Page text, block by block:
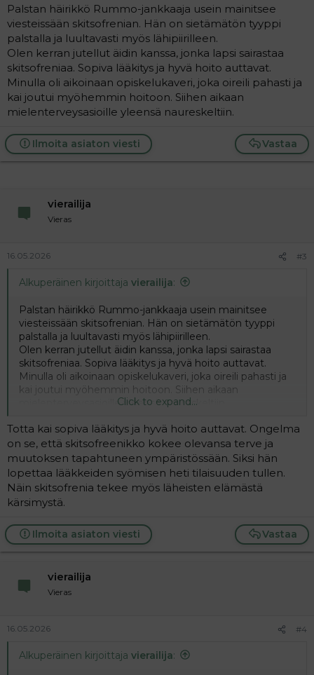
Palstan häirikkö Rummo-jankkaaja usein mainitsee
viesteissään skitsofrenian. Hän on sietämätön tyyppi
palstalla ja luultavasti myös lähipiirilleen.
Olen kerran jutellut äidin kanssa, jonka lapsi sairastaa
skitsofreniaa. Sopiva lääkitys ja hyvä hoito auttavat.
Minulla oli aikoinaan opiskelukaveri, joka oireili pahasti ja
kai joutui myöhemmin hoitoon. Siihen aikaan
mielenterveysasioille yleensä naureskeltiin.
Vastaa
Ilmoita asiaton viesti
vierailija
Vieras
16.05.2026 #3
Alkuperäinen kirjoittaja vierailija:
Palstan häirikkö Rummo-jankkaaja usein mainitsee
viesteissään skitsofrenian. Hän on sietämätön tyyppi
palstalla ja luultavasti myös lähipiirilleen.
Olen kerran jutellut äidin kanssa, jonka lapsi sairastaa
skitsofreniaa. Sopiva lääkitys ja hyvä hoito auttavat.
Minulla oli aikoinaan opiskelukaveri, joka oireili pahasti ja
kai joutui myöhemmin hoitoon. Siihen aikaan
mielenterveysasioille yleensä naureskeltiin.
Click to expand...
Totta kai sopiva lääkitys ja hyvä hoito auttavat. Ongelma
on se, että skitsofreenikko kokee olevansa terve ja
muutoksen tapahtuneen ympäristössään. Siksi hän
lopettaa lääkkeiden syömisen heti tilaisuuden tullen.
Näin skitsofrenia tekee myös läheisten elämästä
kärsimystä.
Vastaa
Ilmoita asiaton viesti
vierailija
Vieras
16.05.2026 #4
Alkuperäinen kirjoittaja vierailija: